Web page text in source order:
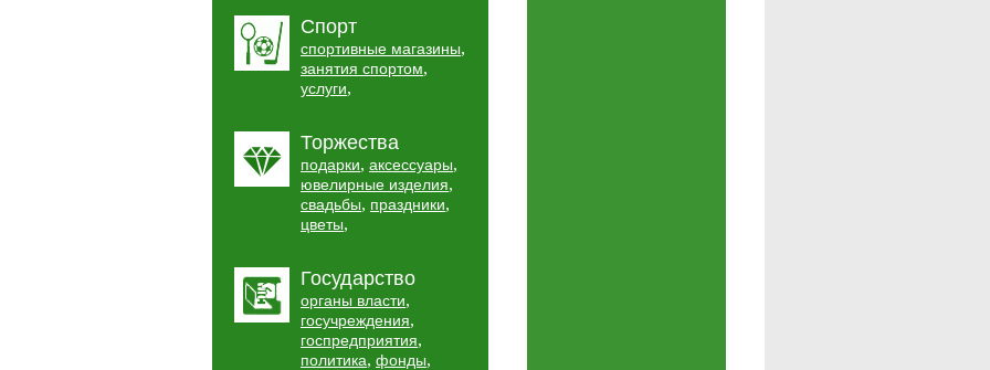
Спорт
спортивные магазины,
занятия спортом,
услуги,
Торжества
подарки, аксессуары,
ювелирные изделия,
свадьбы, праздники,
цветы,
Государство
органы власти,
госучреждения,
госпредприятия,
политика, фонды,